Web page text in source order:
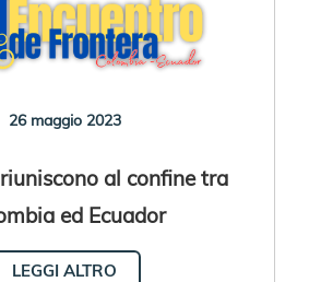
26 maggio 2023
al confine tra
ed Ecuador
LEGGI ALTRO